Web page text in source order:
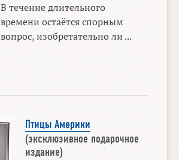
В течение длительного
времени остаётся спорным
вопрос, изобретательно ли ...
Птицы Америки
(эксклюзивное подарочное
издание)